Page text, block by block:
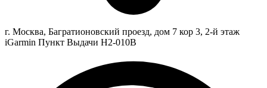
г. Москва, Багратионовский проезд, дом 7 кор 3, 2-й этаж
iGarmin Пункт Выдачи Н2-010В